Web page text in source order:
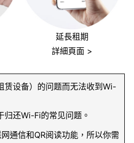
延長租期
詳細頁面 >
赁设备）的问题而无法收到Wi-
归还Wi-Fi的常见问题。
通信和QR阅读功能，所以你需